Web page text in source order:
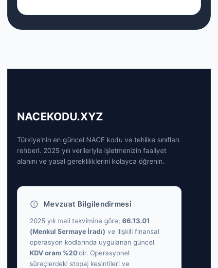
NACEKODU.XYZ
Türkiye'nin en güncel NACE kodu ve tehlike sınıfları
rehberi. 2025 yılı verileriyle işletmenizin faaliyet
alanını ve yasal gerekliliklerini kolayca öğrenin.
Mevzuat Bilgilendirmesi
2025 yılı mali takvimine göre; 66.13.01
(Menkul Sermaye İradı) ve ilişkili finansal
operasyon kodlarında uygulanan güncel
KDV oranı %20'dir. Operasyonel
süreçlerdeki stopaj kesintileri ve